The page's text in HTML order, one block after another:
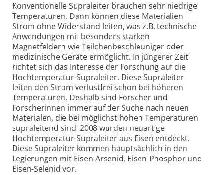
Konventionelle Supraleiter brauchen sehr niedrige
Temperaturen. Dann können diese Materialien
Strom ohne Widerstand leiten, was z.B. technische
Anwendungen mit besonders starken
Magnetfeldern wie Teilchenbeschleuniger oder
medizinische Geräte ermöglicht. In jüngerer Zeit
richtet sich das Interesse der Forschung auf die
Hochtemperatur-Supraleiter. Diese Supraleiter
leiten den Strom verlustfrei schon bei höheren
Temperaturen. Deshalb sind Forscher und
Forscherinnen immer auf der Suche nach neuen
Materialen, die bei möglichst hohen Temperaturen
supraleitend sind. 2008 wurden neuartige
Hochtemperatur-Supraleiter aus Eisen entdeckt.
Diese Supraleiter kommen hauptsächlich in den
Legierungen mit Eisen-Arsenid, Eisen-Phosphor und
Eisen-Selenid vor.